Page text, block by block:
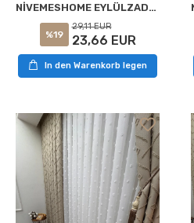
NİVEMESHOME EYLÜLZADE GÜMÜŞ DETAY 1/2,5 PİLELİ TÜL PERDE APM
%19
29,11 EUR
23,66 EUR
In den Warenkorb legen